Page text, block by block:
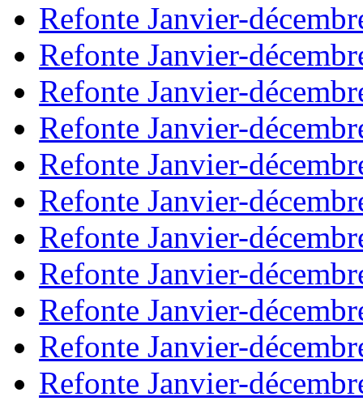
Refonte Janvier-
Refonte Janvier-
Refonte Janvier-
Refonte Janvier-
Refonte Janvier-
Refonte Janvier-
Refonte Janvier-
Refonte Janvier-
Refonte Janvier-
Refonte Janvier-
Refonte Janvier-